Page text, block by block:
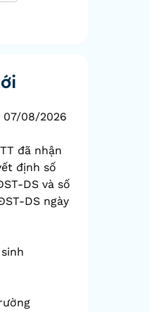
07/08/2026
đã nhận
định số
DS và số
DS ngày